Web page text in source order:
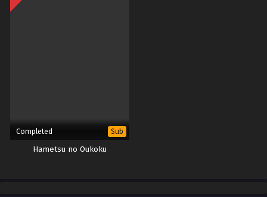
Completed Sub
Hametsu no Oukoku